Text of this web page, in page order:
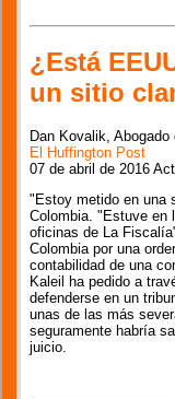
¿Está
un sitio
Dan Kovalik,
El Huffington Post
07 de abril de 2016
"Estoy metido en una
Colombia. "Estuve en
oficinas de La
Colombia por una
contabilidad de una
Kaleil ha pedido a
defenderse en un
unas de las más
seguramente habría
juicio.